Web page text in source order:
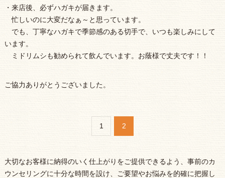
・来店後、必ずハガキが届きます。
忙しいのに大変だなぁ～と思っています。
でも、丁寧なハガキで季節感のある切手で、いつも楽しみにして
います。
ミドリムシも勧められて飲んでいます。お蔭様で丈夫です！！
ご協力ありがとうございました。
1 2
大切なお客様に納得のいく仕上がりをご提供できるよう、事前のカ
ウンセリングに十分な時間を設け、ご要望やお悩みを的確に把握し